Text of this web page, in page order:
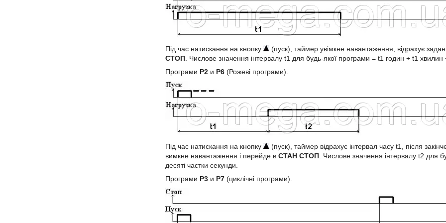
Під час натискання на кнопку
(пуск), таймер увімкне навантаження, відрахує
СТОП . Числове значення інтервалу t1 для будь-якої програми = t1 годин + t1 хвилин
Програми Р2 и Р6 (Рожеві програми).
Під час натискання на кнопку
(пуск), таймер відрахує інтервал часу t1, після
вимкне навантаження і перейде в СТАН СТОП . Числове значення інтервалу t2 для
десяті частки секунди.
Програми Р3 и Р7 (циклічні програми).